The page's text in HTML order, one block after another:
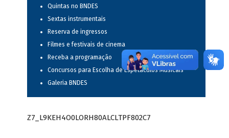
Quintas no BNDES
Sextas instrumentais
Reserva de ingressos
Filmes e festivais de cinema
Receba a programação
Concursos para Escolha de Espetáculos Musicais
Galeria BNDES
Z7_L9KEH4O0LORH80ALCLTPF802C7